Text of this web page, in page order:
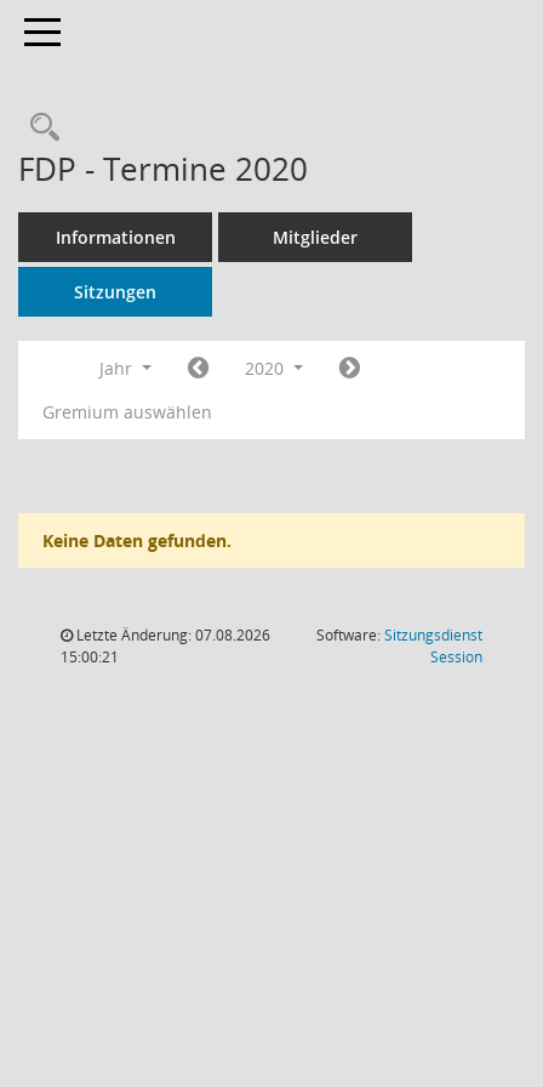
Toggle navigation
Rechercheauswahl
FDP - Termine 2020
Informationen Mitglieder
Sitzungen
Jahr
2020
Gremium auswählen
Keine Daten gefunden.
Letzte Änderung: 07.08.2026
15:00:21
Software:Sitzungsdienst
Session(Wird in